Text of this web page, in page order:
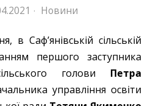
· Новини
в Саф’янівській сільській
першого заступника
голови Петра
управління освіти